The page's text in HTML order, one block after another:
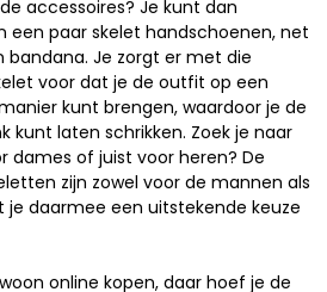
accessoires? Je kunt dan
een paar skelet handschoenen, net
bandana. Je zorgt er met die
voor dat je de outfit op een
kunt brengen, waardoor je de
kunt laten schrikken. Zoek je naar
dames of juist voor heren? De
zijn zowel voor de mannen als
je daarmee een uitstekende keuze
online kopen, daar hoef je de